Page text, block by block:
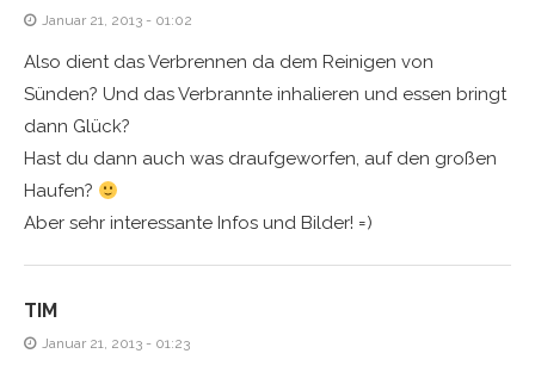
Januar 21, 2013 - 01:02
Also dient das Verbrennen da dem Reinigen von
Sünden? Und das Verbrannte inhalieren und essen bringt
dann Glück?
Hast du dann auch was draufgeworfen, auf den großen
Haufen?
Aber sehr interessante Infos und Bilder! =)
TIM
Januar 21, 2013 - 01:23